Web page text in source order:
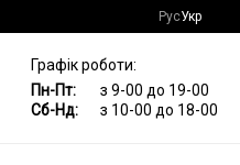
РусУкр
Графік роботи:
Пн-Пт:
з 9-00 до 19-00
Сб-Нд:
з 10-00 до 18-00